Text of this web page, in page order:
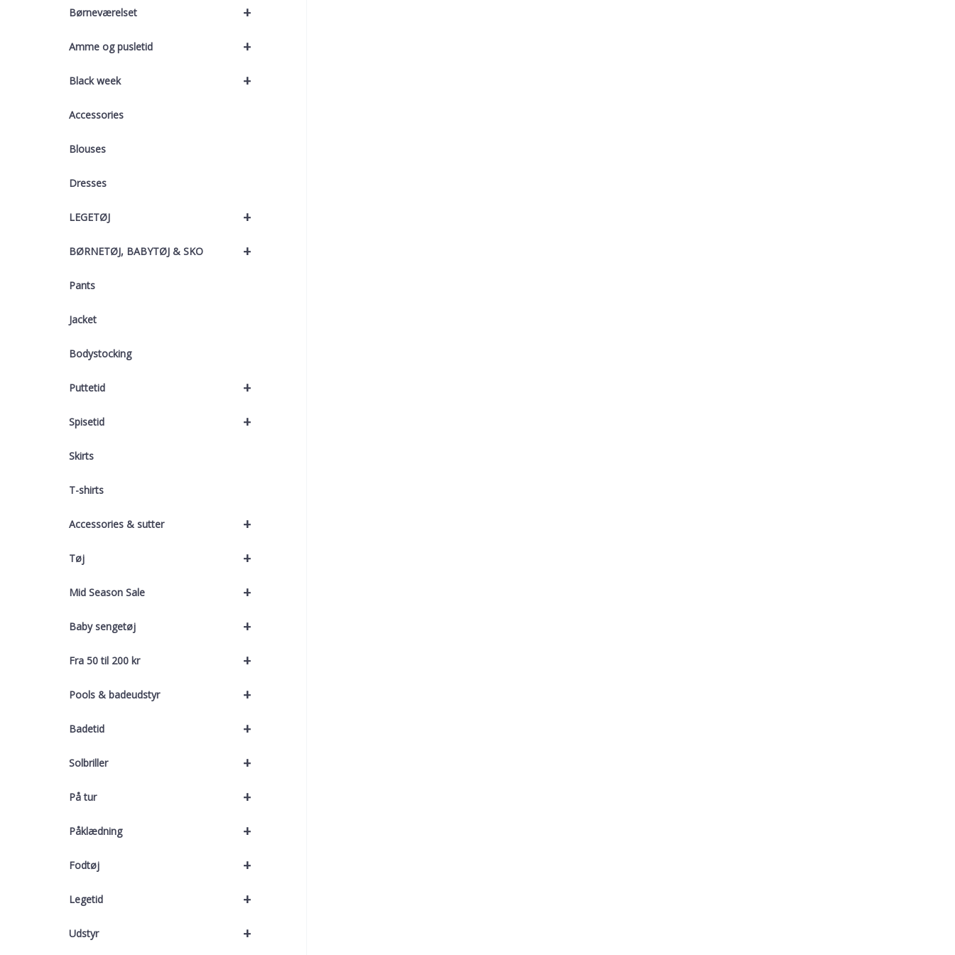
+
Børneværelset
+
Amme og pusletid
+
Black week
Accessories
Blouses
Dresses
+
LEGETØJ
+
BØRNETØJ, BABYTØJ & SKO
Pants
Jacket
Bodystocking
+
Puttetid
+
Spisetid
Skirts
T-shirts
+
Accessories & sutter
+
Tøj
+
Mid Season Sale
+
Baby sengetøj
+
Fra 50 til 200 kr
+
Pools & badeudstyr
+
Badetid
+
Solbriller
+
På tur
+
Påklædning
+
Fodtøj
+
Legetid
+
Udstyr